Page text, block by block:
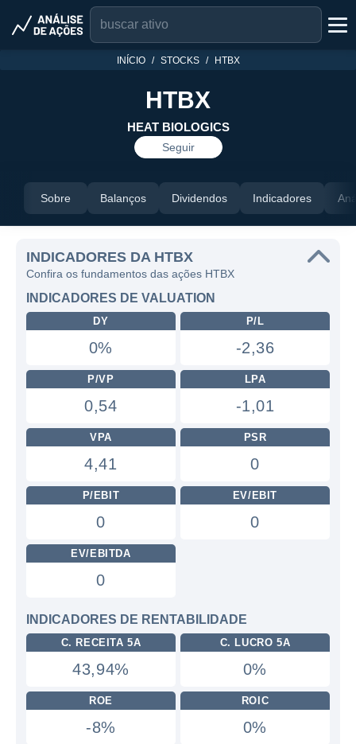
INÍCIO STOCKS HTBX
HTBX
HEAT BIOLOGICS
Seguir
Sobre Balanços Dividendos Indicadores
INDICADORES DA HTBX
Confira os fundamentos das ações HTBX
INDICADORES DE VALUATION
DY
0%
P/L
-2,36
P/VP
0,54
LPA
-1,01
VPA
4,41
PSR
0
P/EBIT
0
EV/EBIT
0
EV/EBITDA
0
INDICADORES DE RENTABILIDADE
C. RECEITA 5A
43,94%
C. LUCRO 5A
0%
ROE
-8%
ROIC
0%